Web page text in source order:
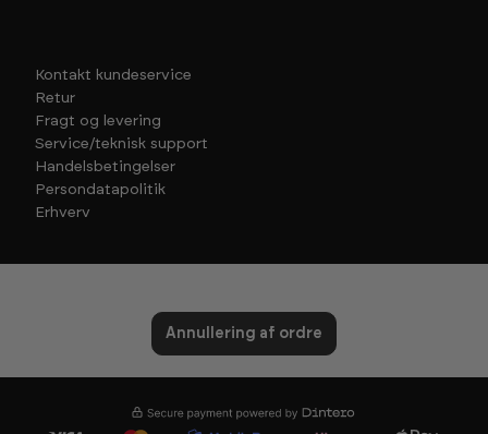
Kontakt kundeservice
Retur
Fragt og levering
Service/teknisk support
Handelsbetingelser
Persondatapolitik
Erhverv
Annullering af ordre